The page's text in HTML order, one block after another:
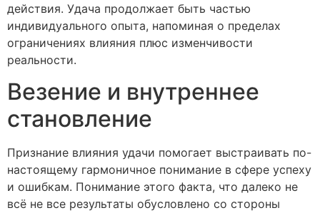
действия. Удача продолжает быть частью
индивидуального опыта, напоминая о пределах
ограничениях влияния плюс изменчивости
реальности.
Везение и внутреннее
становление
Признание влияния удачи помогает выстраивать по-
настоящему гармоничное понимание в сфере успеху
и ошибкам. Понимание этого факта, что далеко не
всё не все результаты обусловлено со стороны